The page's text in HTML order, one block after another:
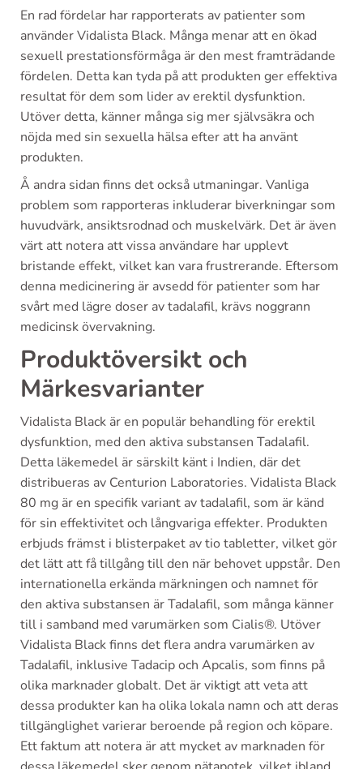
En rad fördelar har rapporterats av patienter som
använder Vidalista Black. Många menar att en ökad
sexuell prestationsförmåga är den mest framträdande
fördelen. Detta kan tyda på att produkten ger effektiva
resultat för dem som lider av erektil dysfunktion.
Utöver detta, känner många sig mer självsäkra och
nöjda med sin sexuella hälsa efter att ha använt
produkten.
Å andra sidan finns det också utmaningar. Vanliga
problem som rapporteras inkluderar biverkningar som
huvudvärk, ansiktsrodnad och muskelvärk. Det är även
värt att notera att vissa användare har upplevt
bristande effekt, vilket kan vara frustrerande. Eftersom
denna medicinering är avsedd för patienter som har
svårt med lägre doser av tadalafil, krävs noggrann
medicinsk övervakning.
Produktöversikt och
Märkesvarianter
Vidalista Black är en populär behandling för erektil
dysfunktion, med den aktiva substansen Tadalafil.
Detta läkemedel är särskilt känt i Indien, där det
distribueras av Centurion Laboratories. Vidalista Black
80 mg är en specifik variant av tadalafil, som är känd
för sin effektivitet och långvariga effekter. Produkten
erbjuds främst i blisterpaket av tio tabletter, vilket gör
det lätt att få tillgång till den när behovet uppstår. Den
internationella erkända märkningen och namnet för
den aktiva substansen är Tadalafil, som många känner
till i samband med varumärken som Cialis®. Utöver
Vidalista Black finns det flera andra varumärken av
Tadalafil, inklusive Tadacip och Apcalis, som finns på
olika marknader globalt. Det är viktigt att veta att
dessa produkter kan ha olika lokala namn och att deras
tillgänglighet varierar beroende på region och köpare.
Ett faktum att notera är att mycket av marknaden för